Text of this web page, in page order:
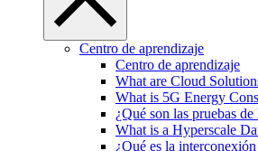
Centro de aprendizaje
Centro de aprendizaje
What are Cloud
What is 5G Energy
¿Qué son las pruebas
What is a Hyperscale
¿Qué es la